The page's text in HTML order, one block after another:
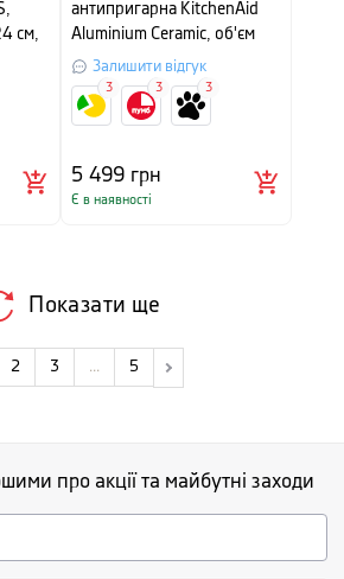
см,
антипригарна KitchenAid
Aluminium Ceramic, об'єм
4,9 л, діаметр 24 см,
чорний
Залишити відгук
5 499 грн
Є в наявності
3 3 3
Показати ще
2 3 ... 5
про акції та майбутні заходи